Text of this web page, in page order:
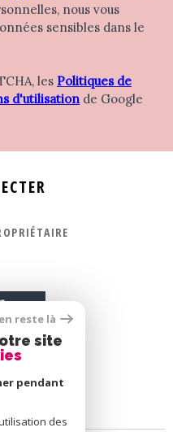
nous vous
sensibles dans le
les Politiques de
d'utilisation de Google
reste là
site
pendant
des